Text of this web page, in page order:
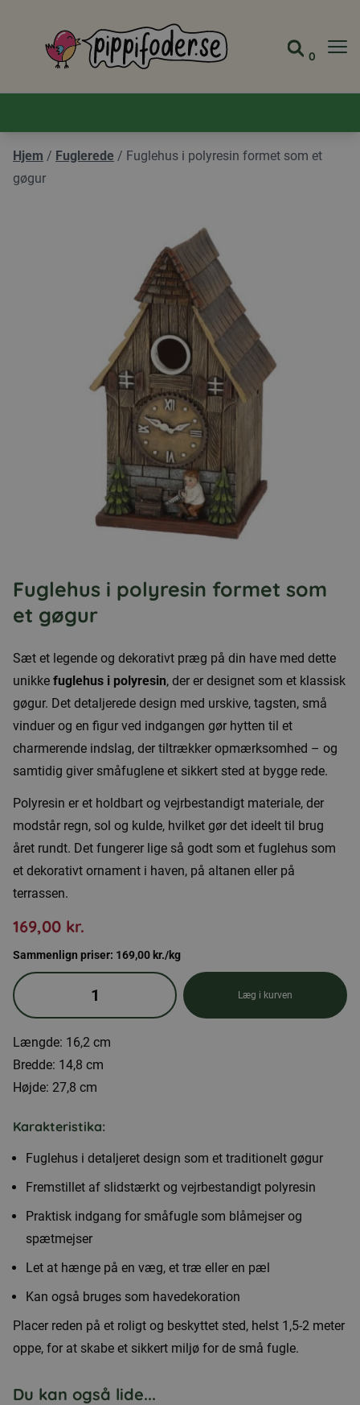
Pippifoder logo Gå til
Se
0
Hjem / Fuglerede / Fuglehus i polyresin formet som et
gøgur
Fuglehus i polyresin formet som
et gøgur
Sæt et legende og dekorativt præg på din have med dette
unikke fuglehus i polyresin, der er designet som et klassisk
gøgur. Det detaljerede design med urskive, tagsten, små
vinduer og en figur ved indgangen gør hytten til et
charmerende indslag, der tiltrækker opmærksomhed – og
samtidig giver småfuglene et sikkert sted at bygge rede.
Polyresin er et holdbart og vejrbestandigt materiale, der
modstår regn, sol og kulde, hvilket gør det ideelt til brug
året rundt. Det fungerer lige så godt som et fuglehus som
et dekorativt ornament i haven, på altanen eller på
terrassen.
169,00 kr.
Sammenlign priser: 169,00 kr./kg
Fuglehus
i
formet
som
et
Læg i kurven
Længde: 16,2 cm
Bredde: 14,8 cm
Højde: 27,8 cm
Karakteristika:
Fuglehus i detaljeret design som et traditionelt gøgur
Fremstillet af slidstærkt og vejrbestandigt polyresin
Praktisk indgang for småfugle som blåmejser og
spætmejser
Let at hænge på en væg, et træ eller en pæl
Kan også bruges som havedekoration
Placer reden på et roligt og beskyttet sted, helst 1,5-2 meter
oppe, for at skabe et sikkert miljø for de små fugle.
Du kan også lide...